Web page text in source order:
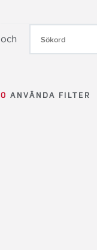
och
0 ANVÄNDA FILTER